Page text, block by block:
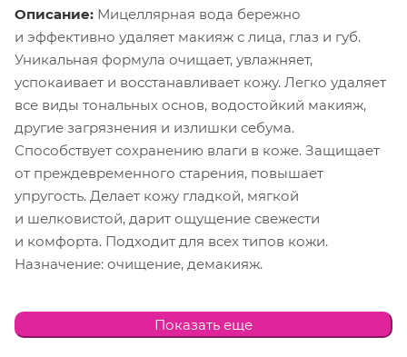
Описание: Мицеллярная вода бережно
и эффективно удаляет макияж с лица, глаз и губ.
Уникальная формула очищает, увлажняет,
успокаивает и восстанавливает кожу. Легко удаляет
все виды тональных основ, водостойкий макияж,
другие загрязнения и излишки себума.
Способствует сохранению влаги в коже. Защищает
от преждевременного старения, повышает
упругость. Делает кожу гладкой, мягкой
и шелковистой, дарит ощущение свежести
и комфорта. Подходит для всех типов кожи.
Назначение: очищение, демакияж.
Биоактивный состав: гиалуроновая кислота, Д-
пантенол.
Показать еще